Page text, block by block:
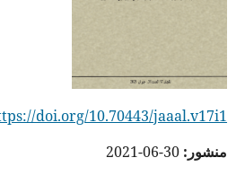
doi.org/10.70443/jaaal.v17i1
منشور: 30-06-2021